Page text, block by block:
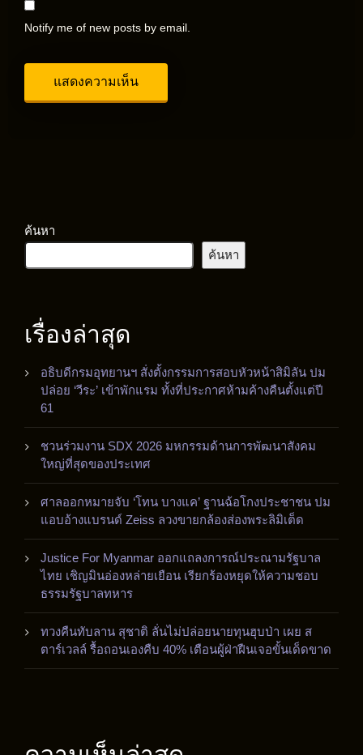
Notify me of new posts by email.
ค้นหา
ค้นหา
เรื่องล่าสุด
อธิบดีกรมอุทยานฯ สั่งตั้งกรรมการสอบหัวหน้าสิมิลัน ปม
ปล่อย ‘วีระ’ เข้าพักแรม ทั้งที่ประกาศห้ามค้างคืนตั้งแต่ปี
61
ชวนร่วมงาน SDX 2026 มหกรรมด้านการพัฒนาสังคม
ใหญ่ที่สุดของประเทศ
ศาลออกหมายจับ ‘โทน บางแค’ ฐานฉ้อโกงประชาชน ปม
แอบอ้างแบรนด์ Zeiss ลวงขายกล้องส่องพระลิมิเต็ด
Justice For Myanmar ออกแถลงการณ์ประณามรัฐบาล
ไทย เชิญมินอ่องหล่ายเยือน เรียกร้องหยุดให้ความชอบ
ธรรมรัฐบาลทหาร
ทวงคืนทับลาน สุชาติ ลั่นไม่ปล่อยนายทุนฮุบป่า เผย ส
ตาร์เวลล์ รื้อถอนเองคืบ 40% เตือนผู้ฝ่าฝืนเจอขั้นเด็ดขาด